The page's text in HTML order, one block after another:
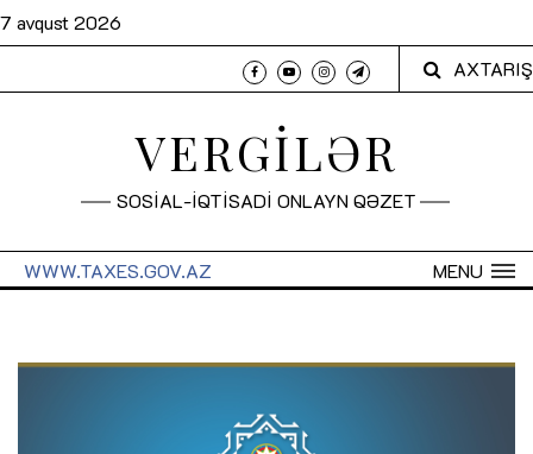
7 avqust 2026
AXTARIŞ
VERGİLƏR
SOSİAL-İQTİSADİ ONLAYN QƏZET
MENU
WWW.TAXES.GOV.AZ